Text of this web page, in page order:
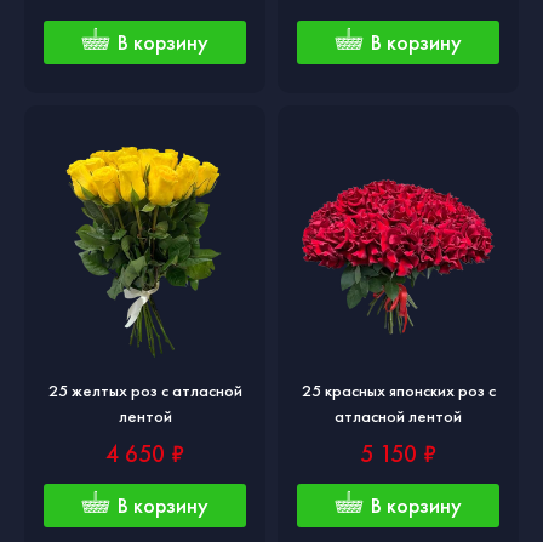
В корзину В корзину
25 желтых роз с атласной
лентой
4 650 ₽
В корзину
25 красных японских роз с
атласной лентой
5 150 ₽
В корзину